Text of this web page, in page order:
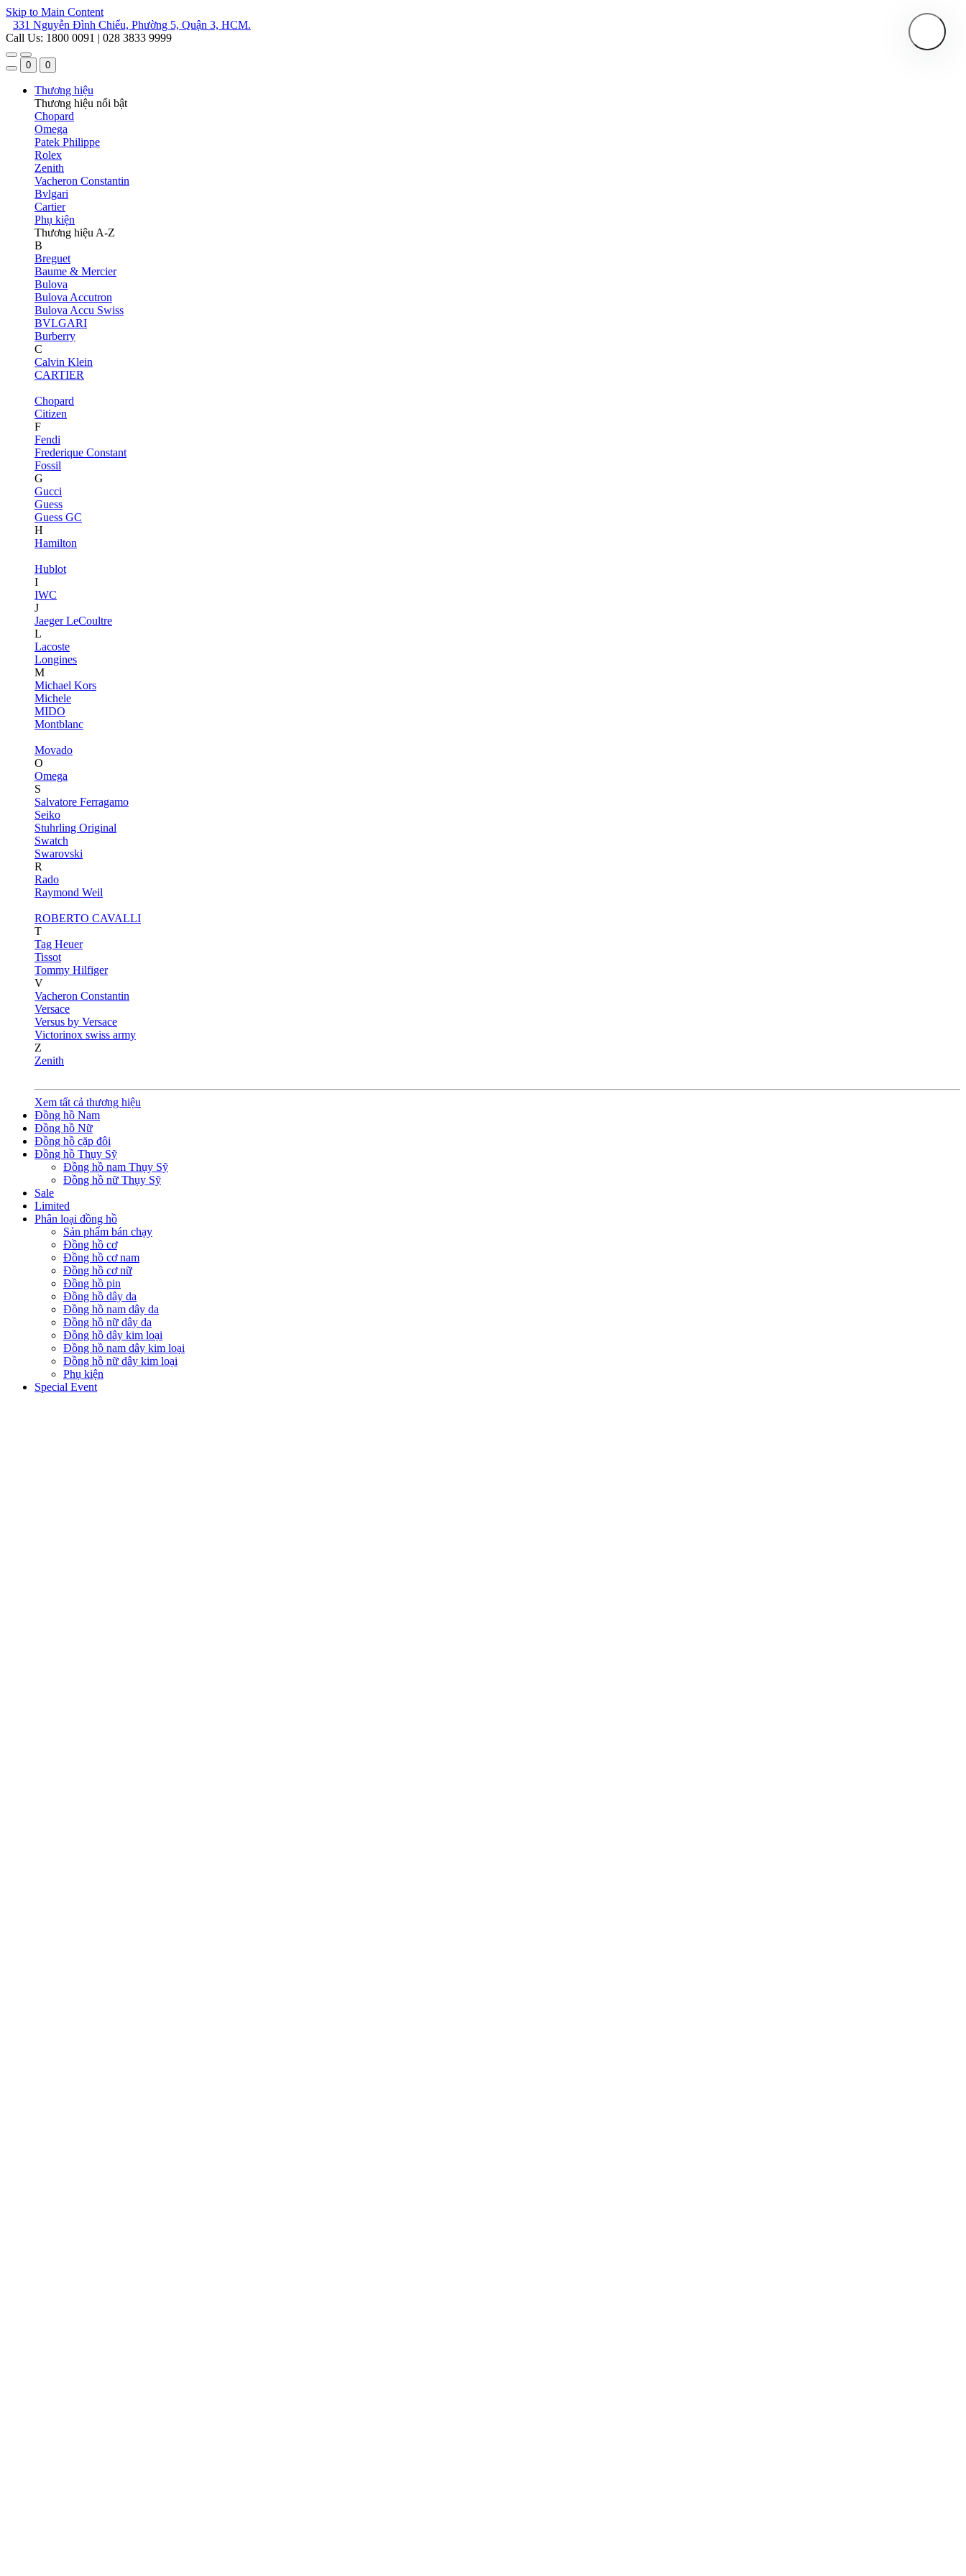
Skip to Main Content
331 Nguyễn Đình Chiểu, Phường 5, Quận 3, HCM.
Call Us: 1800 0091 | 028 3833 9999
0 0
Thương hiệu
Thương hiệu nổi bật
Chopard
Omega
Patek Philippe
Rolex
Zenith
Vacheron Constantin
Bvlgari
Cartier
Phụ kiện
Thương hiệu A-Z
B
Breguet
Baume & Mercier
Bulova
Bulova Accutron
Bulova Accu Swiss
BVLGARI
Burberry
C
Calvin Klein
CARTIER
Chopard
Citizen
F
Fendi
Frederique Constant
Fossil
G
Gucci
Guess
Guess GC
H
Hamilton
Hublot
I
IWC
J
Jaeger LeCoultre
L
Lacoste
Longines
M
Michael Kors
Michele
MIDO
Montblanc
Movado
O
Omega
S
Salvatore Ferragamo
Seiko
Stuhrling Original
Swatch
Swarovski
R
Rado
Raymond Weil
ROBERTO CAVALLI
T
Tag Heuer
Tissot
Tommy Hilfiger
V
Vacheron Constantin
Versace
Versus by Versace
Victorinox swiss army
Z
Zenith
Xem tất cả thương hiệu
Đồng hồ Nam
Đồng hồ Nữ
Đồng hồ cặp đôi
Đồng hồ Thụy Sỹ
Đồng hồ nam Thụy Sỹ
Đồng hồ nữ Thụy Sỹ
Sale
Limited
Phân loại đồng hồ
Sản phẩm bán chạy
Đồng hồ cơ
Đồng hồ cơ nam
Đồng hồ cơ nữ
Đồng hồ pin
Đồng hồ dây da
Đồng hồ nam dây da
Đồng hồ nữ dây da
Đồng hồ dây kim loại
Đồng hồ nam dây kim loại
Đồng hồ nữ dây kim loại
Phụ kiện
Special Event